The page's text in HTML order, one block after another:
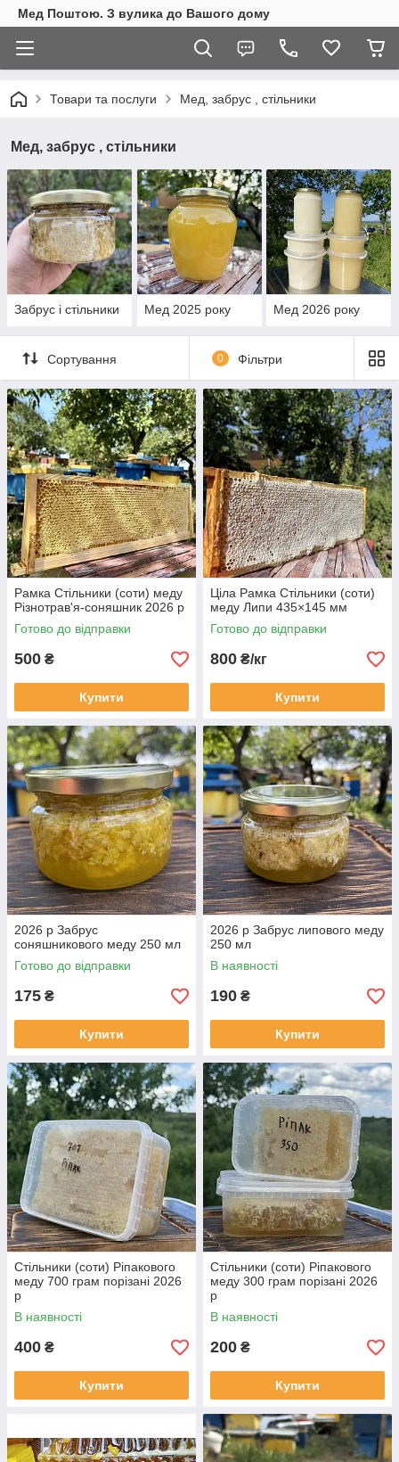
Мед Поштою. З вулика до Вашого дому
Товари та послуги Мед, забрус , стільники
Мед, забрус , стільники
Забрус і стільники Мед 2025 року Мед 2026 року
Сортування 0 Фільтри
Рамка Стільники (соти) меду
Різнотрав'я-соняшник 2026 р
Готово до відправки
500 ₴
Купити
Ціла Рамка Стільники (соти)
меду Липи 435×145 мм
Готово до відправки
800 ₴/кг
Купити
2026 р Забрус
соняшникового меду 250 мл
Готово до відправки
175 ₴
Купити
2026 р Забрус липового меду
250 мл
В наявності
190 ₴
Купити
Стільники (соти) Ріпакового
меду 700 грам порізані 2026
р
В наявності
400 ₴
Купити
Стільники (соти) Ріпакового
меду 300 грам порізані 2026
р
В наявності
200 ₴
Купити